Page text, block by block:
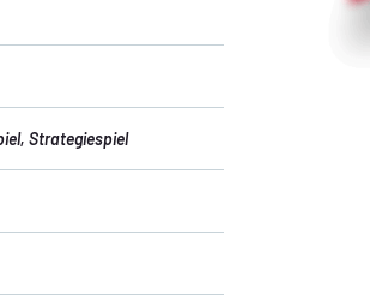
, Strategiespiel